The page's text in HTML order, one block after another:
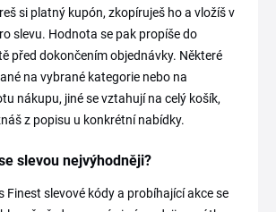
si platný kupón, zkopíruješ ho a vložíš v
slevu. Hodnota se pak propíše do
před dokončením objednávky. Některé
na vybrané kategorie nebo na
nákupu, jiné se vztahují na celý košík,
z popisu u konkrétní nabídky.
slevou nejvýhodněji?
Finest slevové kódy a probíhající akce se